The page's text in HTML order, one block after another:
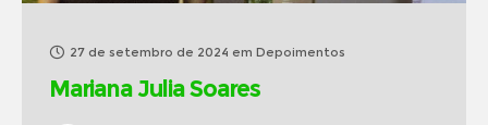
27 de setembro de 2024 em Depoimentos
Mariana Julia Soares